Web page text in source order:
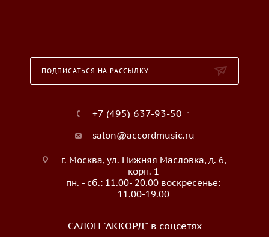
ПОДПИСАТЬСЯ НА РАССЫЛКУ
+7 (495) 637-93-50
salon@accordmusic.ru
г. Москва, ул. Нижняя Масловка, д. 6,
корп. 1
пн. - сб.: 11.00- 20.00 воскресенье:
11.00-19.00
САЛОН "АККОРД" в соцсетях